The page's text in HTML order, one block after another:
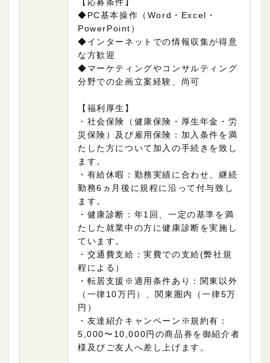
【応募条件】
◆PC基本操作（Word・Excel・
PowerPoint）
◆インターネットでの情報収集が得意
な方歓迎
◆マーケティングやコンサルティング
分野での企画立案経験、尚可
【福利厚生】
・社会保険（健康保険・厚生年金・労
災保険）及び雇用保険：加入条件を満
たした方について加入の手続きを致し
ます。
・有給休暇：勤務実績に合わせ、継続
勤務6ヵ月後に規程に沿って付与致し
ます。
・健康診断：年1回、一定の基準を満
たした就業中の方に健康診断を実施し
ています。
・交通費支給：実費での支給(弊社規
程による）
・転居支援※適用条件あり：関東以外
（一律10万円）、関東圏内（一律5万
円）
・友達紹介キャンペーン※規約有：
5,000〜10,000円の商品券を御紹介者
様及びご友人へ差し上げます。